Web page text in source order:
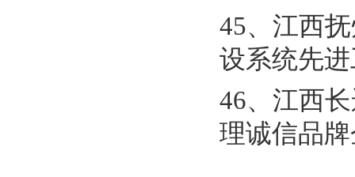
45、江西
设系统先
46、江西
理诚信品